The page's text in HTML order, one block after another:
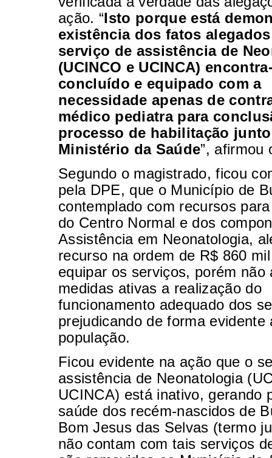
ação. “Isto porque está
existência dos fatos
serviço de assistência de
(UCINCO e UCINCA)
concluído e equipado com a
necessidade apenas de
médico pediatra para
processo de habilitação
Ministério da Saúde”, afirmou
Segundo o magistrado, ficou
pela DPE, que o Município de
contemplado com recursos
do Centro Normal e dos
Assistência em Neonatologia,
recurso na ordem de R$ 860
equipar os serviços, porém não
medidas ativas a realização do
funcionamento adequado dos
prejudicando de forma evidente
população.
Ficou evidente na ação que o
assistência de Neonatologia
UCINCA) está inativo, gerando
saúde dos recém-nascidos de
Bom Jesus das Selvas (termo
não contam com tais serviços